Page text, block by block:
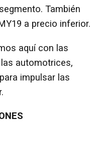
También
a precio inferior.
aquí con las
automotrices,
impulsar las